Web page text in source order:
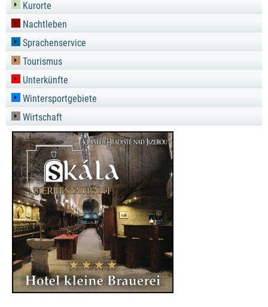
Kurorte
Nachtleben
Sprachenservice
Tourismus
Unterkünfte
Wintersportgebiete
Wirtschaft